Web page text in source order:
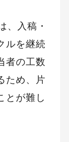
、入稿・
ルを継続
者の工数
ため、片
とが難し